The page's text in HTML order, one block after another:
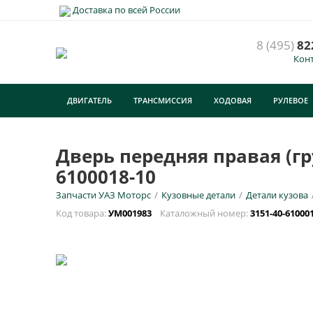
Доставка по всей России
8 (495)
ДВИГАТЕЛЬ ТРАНСМИССИЯ ХОДОВАЯ РУЛЕВОЕ
Дверь передняя правая
6100018-10
Запчасти УАЗ Моторс / Кузовные детали / Детали кузова
Код товара:УМ001983 Каталожный номер:3151-40-